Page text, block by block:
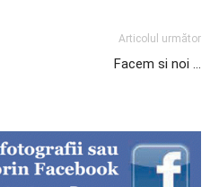
Articolul următor
Facem si noi …